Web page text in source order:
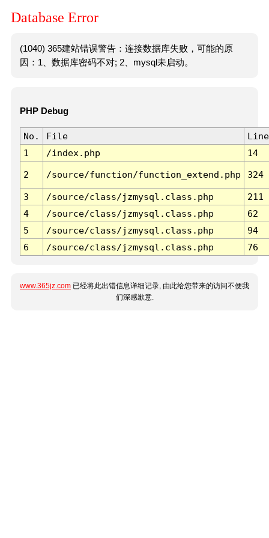
Database Error
(1040) 365建站错误警告：连接数据库失败，可能的原
因：1、数据库密码不对; 2、mysql未启动。
PHP Debug
No. File
Line
1
/index.php 14
2 /source/function/function_extend.php 324
3 /source/class/jzmysql.class.php
211
4
/source/class/jzmysql.class.php
62
5
/source/class/jzmysql.class.php
94
6
/source/class/jzmysql.class.php 76
www.365jz.com 已经将此出错信息详细记录, 由此给您带来的访问不便我
们深感歉意.